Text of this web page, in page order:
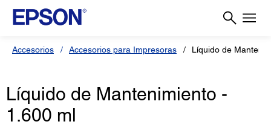
Accesorios Accesorios para Impresoras Líquido de
Líquido de Mantenimiento -
1.600 ml